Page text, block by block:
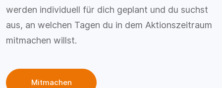
werden individuell für dich geplant und du suchst
aus, an welchen Tagen du in dem Aktionszeitraum
mitmachen willst.
Mitmachen